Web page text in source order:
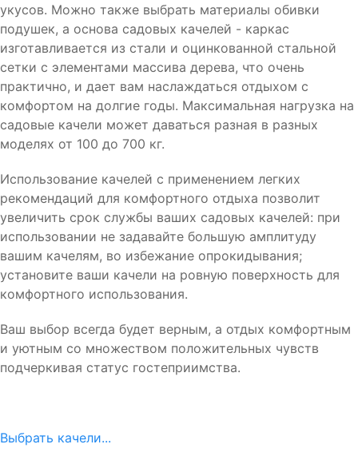
укусов. Можно также выбрать материалы обивки
подушек, а основа садовых качелей - каркас
изготавливается из стали и оцинкованной стальной
сетки с элементами массива дерева, что очень
практично, и дает вам наслаждаться отдыхом с
комфортом на долгие годы. Максимальная нагрузка на
садовые качели может даваться разная в разных
моделях от 100 до 700 кг.
Использование качелей с применением легких
рекомендаций для комфортного отдыха позволит
увеличить срок службы ваших садовых качелей: при
использовании не задавайте большую амплитуду
вашим качелям, во избежание опрокидывания;
установите ваши качели на ровную поверхность для
комфортного использования.
Ваш выбор всегда будет верным, а отдых комфортным
и уютным со множеством положительных чувств
подчеркивая статус гостеприимства.
Выбрать качели...